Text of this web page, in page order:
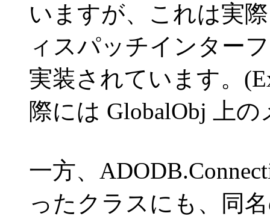
いますが、これは実
ィスパッチインター
実装されています。
際には GlobalObj 上
一方、
ったクラスにも、同